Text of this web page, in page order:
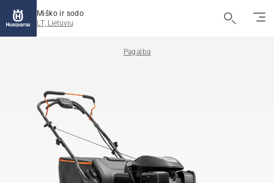
Miško ir sodo
LT, Lietuvių
Pagalba